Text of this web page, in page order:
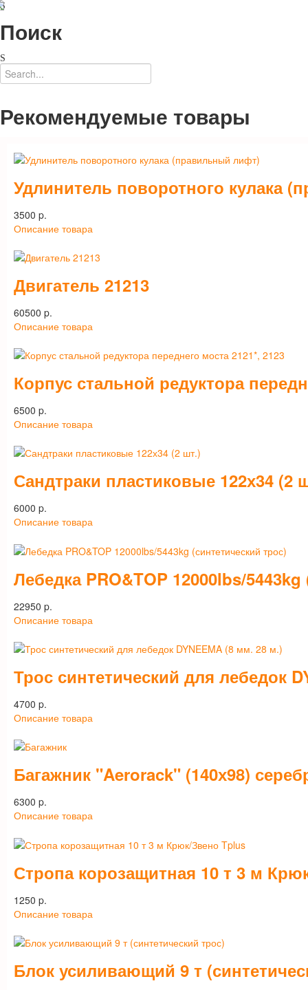
Поиск
Рекомендуемые товары
Удлинитель поворотного кулака
3500 p.
Описание товара
Двигатель 21213
60500 p.
Описание товара
Корпус стальной редуктора
6500 p.
Описание товара
Сандтраки пластиковые 122х34 (2
6000 p.
Описание товара
Лебедка PRO&TOP 12000lbs/
22950 p.
Описание товара
Трос синтетический для лебедок
4700 p.
Описание товара
Багажник "Aerorack" (140х98)
6300 p.
Описание товара
Стропа корозащитная 10 т 3 м
1250 p.
Описание товара
Блок усиливающий 9 т